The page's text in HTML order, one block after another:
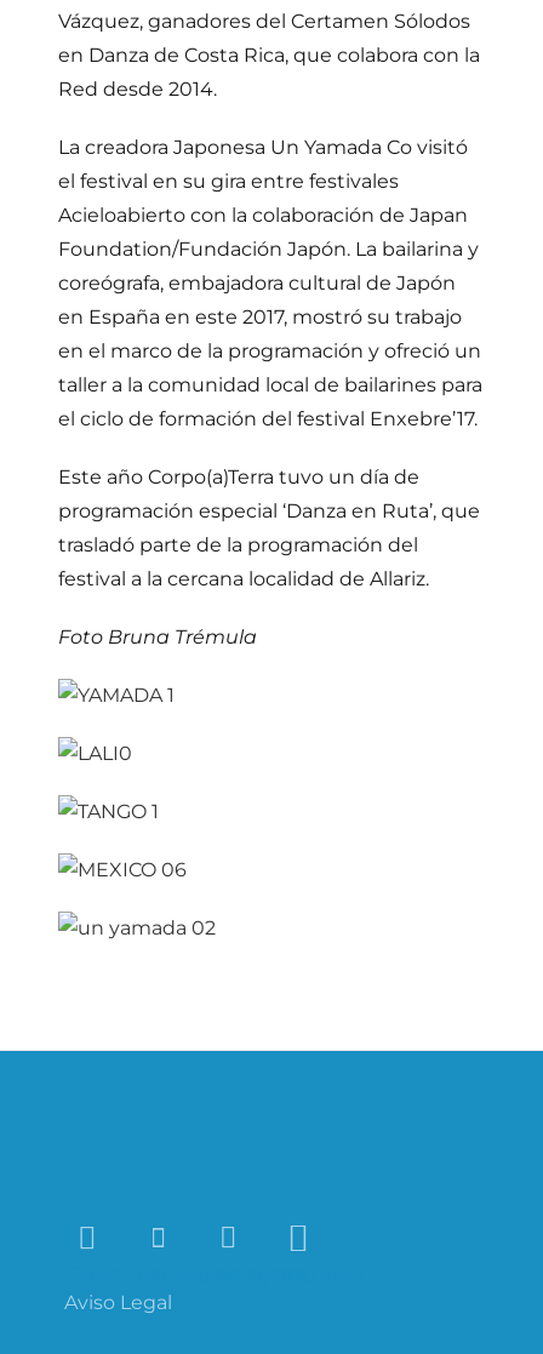
Vázquez, ganadores del Certamen Sólodos
en Danza de Costa Rica, que colabora con la
Red desde 2014.
La creadora Japonesa Un Yamada Co visitó
el festival en su gira entre festivales
Acieloabierto con la colaboración de Japan
Foundation/Fundación Japón. La bailarina y
coreógrafa, embajadora cultural de Japón
en España en este 2017, mostró su trabajo
en el marco de la programación y ofreció un
taller a la comunidad local de bailarines para
el ciclo de formación del festival Enxebre’17.
Este año Corpo(a)Terra tuvo un día de
programación especial ‘Danza en Ruta’, que
trasladó parte de la programación del
festival a la cercana localidad de Allariz.
Foto Bruna Trémula
Aviso Legal